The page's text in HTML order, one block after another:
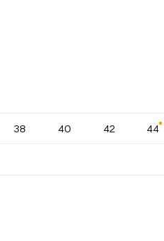
38 40 42 44